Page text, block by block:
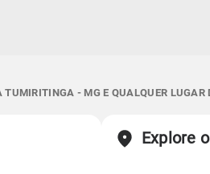
TUMIRITINGA - MG E QUALQUER LUGAR
Explore